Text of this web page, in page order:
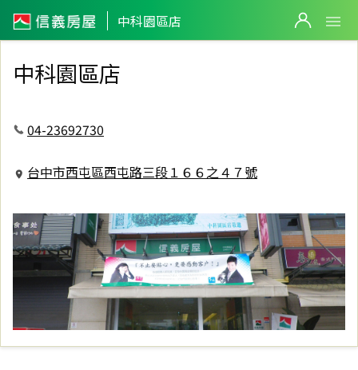
中科園區店
信義房屋中科園區店
中科園區店
04-23692730
台中市西屯區西屯路三段１６６之４７號